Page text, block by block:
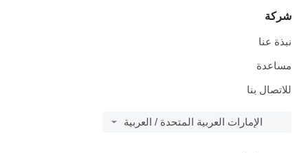
شركة
نبذة عنا
مساعدة
للاتصال بنا
الإمارات العربية المتحدة / العربية